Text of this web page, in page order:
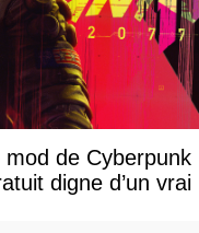
de Cyberpunk
digne d’un vrai